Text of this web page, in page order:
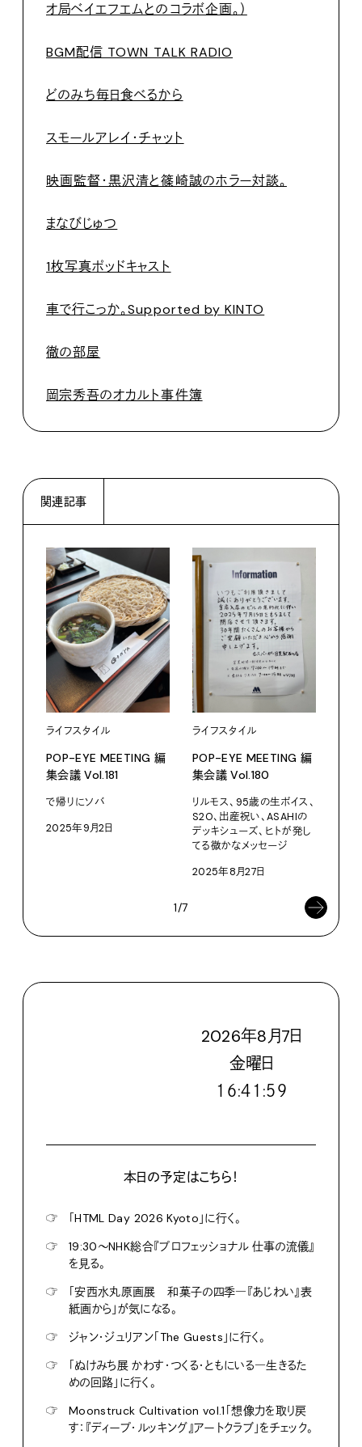
オ局ベイエフエムとのコラボ企画。）
BGM配信 TOWN TALK RADIO
どのみち毎日食べるから
スモールアレイ・チャット
映画監督・黒沢清と篠崎誠のホラー対談。
まなびじゅつ
1枚写真ポッドキャスト
車で行こっか。Supported by KINTO
徹の部屋
岡宗秀吾のオカルト事件簿
関連記事
ライフスタイル
POP-EYE MEETING 編
集会議 Vol.181
で帰りにソバ
2025年9月2日
ライフスタイル
POP-EYE MEETING 編
集会議 Vol.180
リルモス、95歳の生ボイス、
S2O、出産祝い、ASAHIの
デッキシューズ、ヒトが発し
てる微かなメッセージ
2025年8月27日
1/7
2026年8月7日
金曜日
１６:４２:００
本日の予定はこちら！
☞
「HTML Day 2026 Kyoto」に行く。
☞
19:30〜NHK総合『プロフェッショナル 仕事の流儀』
を見る。
☞
「安西水丸原画展 和菓子の四季―『あじわい』表
紙画から」が気になる。
☞
ジャン・ジュリアン「The Guests」に行く。
☞
「ぬけみち展 かわす・つくる・ともにいる―生きるた
めの回路」に行く。
☞
Moonstruck Cultivation vol.1「想像力を取り戻
す：『ディープ・ルッキング』アートクラブ」をチェック。